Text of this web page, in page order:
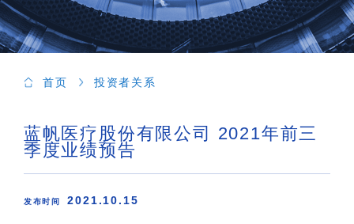
首页 投资者关系
蓝帆医疗股份有限公司 2021年前三
季度业绩预告
发布时间 2021.10.15